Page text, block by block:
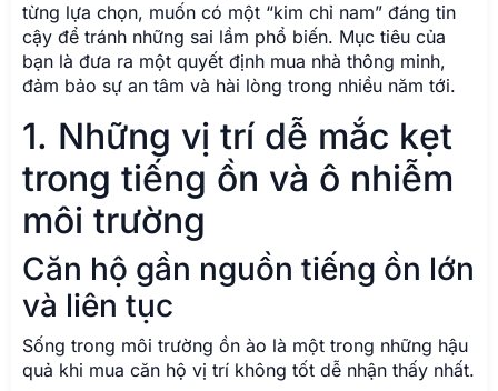
từng lựa chọn, muốn có một “kim chỉ nam” đáng tin
cậy để tránh những sai lầm phổ biến. Mục tiêu của
bạn là đưa ra một quyết định mua nhà thông minh,
đảm bảo sự an tâm và hài lòng trong nhiều năm tới.
1. Những vị trí dễ mắc kẹt
trong tiếng ồn và ô nhiễm
môi trường
Căn hộ gần nguồn tiếng ồn lớn
và liên tục
Sống trong môi trường ồn ào là một trong những hậu
quả khi mua căn hộ vị trí không tốt dễ nhận thấy nhất.